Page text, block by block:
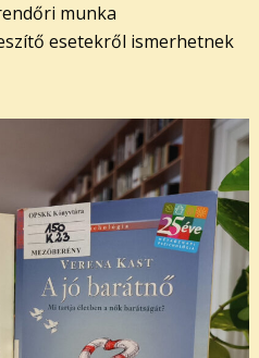
munka
esetekről ismerhetnek